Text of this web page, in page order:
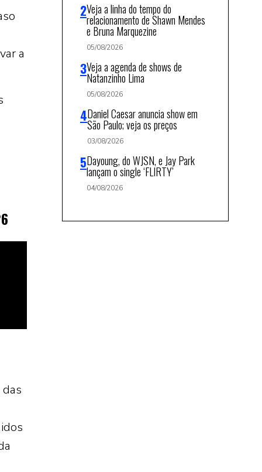
a
Veja a linha do tempo do
relacionamento de Shawn Mendes
e Bruna Marquezine
05/08/2026
Veja a agenda de shows de
Natanzinho Lima
05/08/2026
Daniel Caesar anuncia show em
São Paulo; veja os preços
03/08/2026
Dayoung, do WJSN, e Jay Park
lançam o single ‘FLIRTY’
04/08/2026